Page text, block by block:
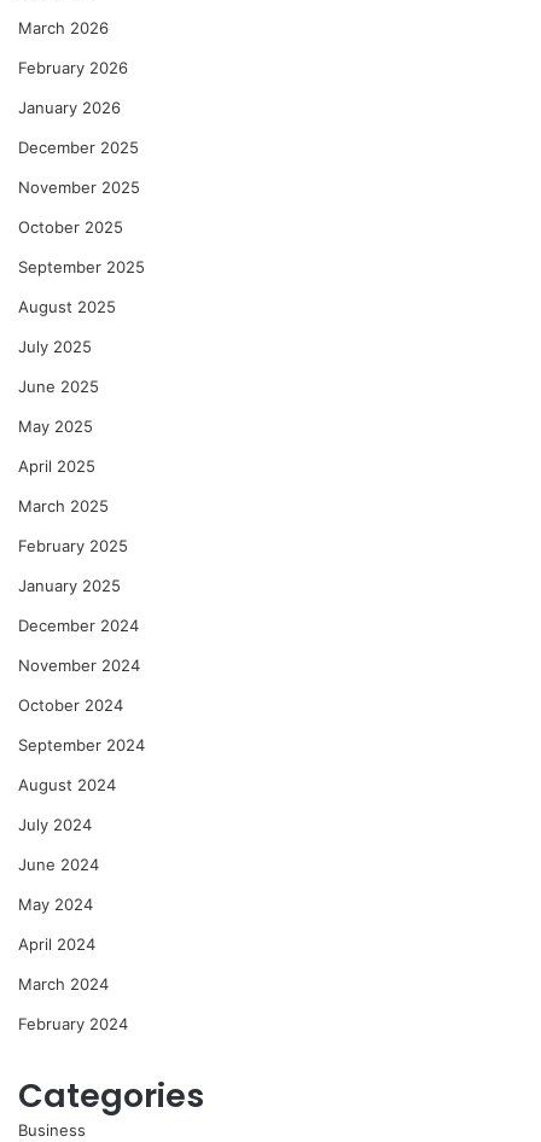
March 2026
February 2026
January 2026
December 2025
November 2025
October 2025
September 2025
August 2025
July 2025
June 2025
May 2025
April 2025
March 2025
February 2025
January 2025
December 2024
November 2024
October 2024
September 2024
August 2024
July 2024
June 2024
May 2024
April 2024
March 2024
February 2024
Categories
Business